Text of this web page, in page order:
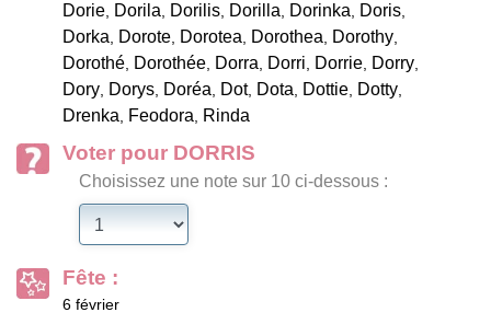
Dorie, Dorila, Dorilis, Dorilla, Dorinka, Doris,
Dorka, Dorote, Dorotea, Dorothea, Dorothy,
Dorothé, Dorothée, Dorra, Dorri, Dorrie, Dorry,
Dory, Dorys, Doréa, Dot, Dota, Dottie, Dotty,
Drenka, Feodora, Rinda
Voter pour DORRIS
Choisissez une note sur 10 ci-dessous :
Fête :
6 février